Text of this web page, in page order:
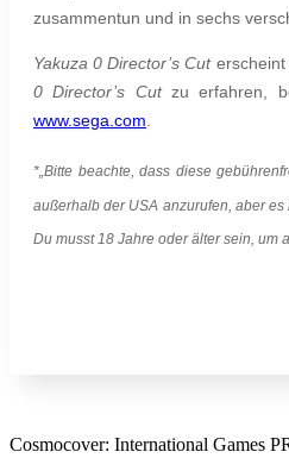
zusammentun und in sechs
Yakuza 0 Director’s Cut
0 Director’s Cutzu erfahren,
www.sega.com
*„Bitte beachte, dass diese
außerhalb der USA anzurufen, aber
Du musst 18 Jahre oder älter sein, um
Cosmocover: International Games